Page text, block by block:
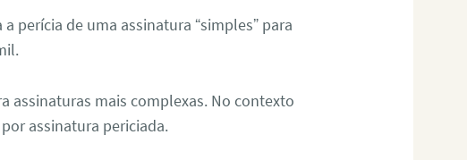
perícia de uma assinatura “simples” para
assinaturas mais complexas. No contexto
assinatura periciada.